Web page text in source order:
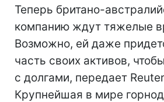
Теперь британо-
компанию ждут тяжелые
Возможно, ей даже
часть своих активов,
с долгами, передает
Крупнейшая в мире